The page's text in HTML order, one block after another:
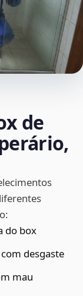
de
do box
desgaste
mau